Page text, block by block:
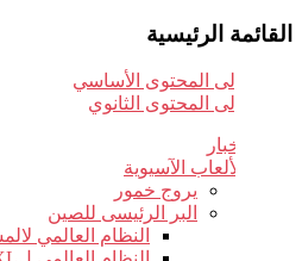
القائمة الرئيسية
تخطي إلى المحتوى الأساسي
تخطي إلى المحتوى الثانوي
أخبار
الألعاب الآسيوية
يروج خمور
البر الرئيسى للصين
النظام العالمي